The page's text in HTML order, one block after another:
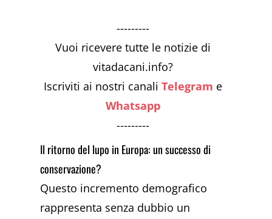
---------
Vuoi ricevere tutte le notizie di
vitadacani.info?
Iscriviti ai nostri canaliTelegram e
Whatsapp
---------
Il ritorno del lupo in Europa: un successo di
conservazione?
Questo incremento demografico
rappresenta senza dubbio un